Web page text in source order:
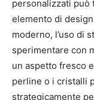
personalizzati può
elemento di
moderno, l’uso di
sperimentare con
un aspetto fresco
perline o i cristalli
strategicamente